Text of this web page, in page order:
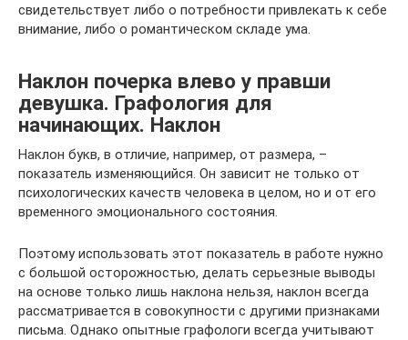
свидетельствует либо о потребности привлекать к себе
внимание, либо о романтическом складе ума.
Наклон почерка влево у правши
девушка. Графология для
начинающих. Наклон
Наклон букв, в отличие, например, от размера, –
показатель изменяющийся. Он зависит не только от
психологических качеств человека в целом, но и от его
временного эмоционального состояния.
Поэтому использовать этот показатель в работе нужно
с большой осторожностью, делать серьезные выводы
на основе только лишь наклона нельзя, наклон всегда
рассматривается в совокупности с другими признаками
письма. Однако опытные графологи всегда учитывают